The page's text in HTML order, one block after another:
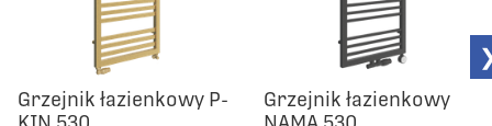
Grzejnik łazienkowy P-
Grzejnik łazienkowy